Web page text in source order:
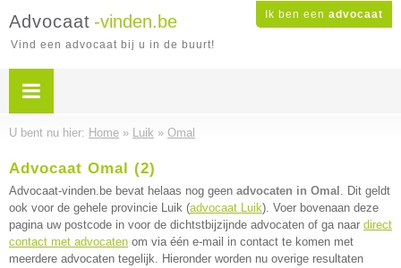
Ik ben een advocaat
Advocaat -vinden.be
Vind een advocaat bij u in de buurt!
U bent nu hier: Home » Luik » Omal
Advocaat Omal (2)
Advocaat-vinden.be bevat helaas nog geen advocaten in Omal . Dit geldt
ook voor de gehele provincie Luik (advocaat Luik). Voer bovenaan deze
pagina uw postcode in voor de dichtstbijzijnde advocaten of ga naar direct
contact met advocaten om via één e-mail in contact te komen met
meerdere advocaten tegelijk. Hieronder worden nu overige resultaten